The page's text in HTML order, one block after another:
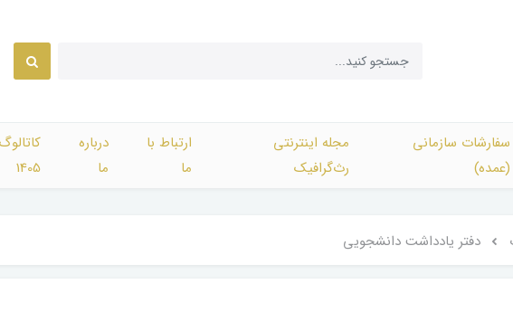
سفارشات سازمانی
(عمده)
مجله اینترنتی
رث‌گرافیک
ارتباط با
ما
درباره
ما
1405
دفتر یادداشت دانشجویی